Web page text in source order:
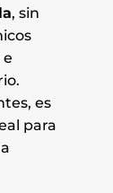
, sin
e
es
para